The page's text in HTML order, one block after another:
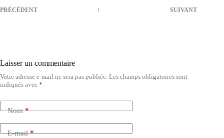
PRÉCÉDENT SUIVANT
Laisser un commentaire
Votre adresse e-mail ne sera pas publiée. Les champs obligatoires sont
indiqués avec *
Nom*
E-mail*